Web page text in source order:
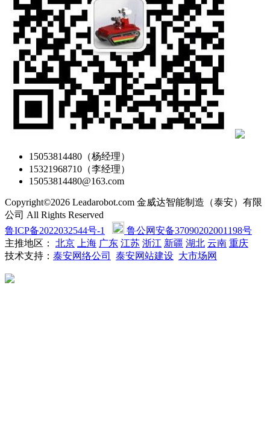
15053814480（杨经理）
15321968710（李经理）
15053814480@163.com
Copyright©2026 Leadarobot.com 金威达智能制造（泰安）有限
公司 All Rights Reserved
鲁ICP备2022032544号-1
鲁公网安备37090202001198号
主推地区： 北京 上海 广东 江苏 浙江 新疆 湖北 云南 重庆
技术支持： 泰安网络公司 泰安网站建设 大市场网